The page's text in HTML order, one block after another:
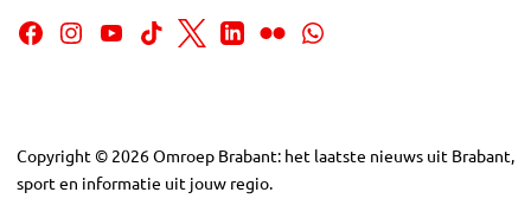
Copyright © 2026Omroep Brabant: het laatste nieuws uit Brabant,
sport en informatie uit jouw regio.